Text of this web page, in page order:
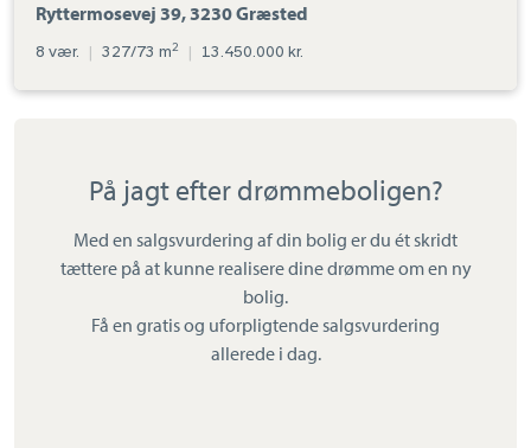
Ryttermosevej 39, 3230 Græsted
8 vær. | 327/73 m2 | 13.450.000 kr.
På jagt efter drømmeboligen?
Med en salgsvurdering af din bolig er du ét skridt
tættere på at kunne realisere dine drømme om en ny
bolig.
Få en gratis og uforpligtende salgsvurdering
allerede i dag.